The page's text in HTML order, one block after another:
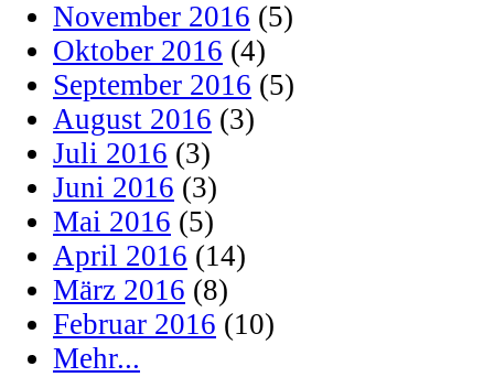
November 2016 (5)
Oktober 2016 (4)
September 2016 (5)
August 2016 (3)
Juli 2016 (3)
Juni 2016 (3)
Mai 2016 (5)
April 2016 (14)
März 2016 (8)
Februar 2016 (10)
Mehr...